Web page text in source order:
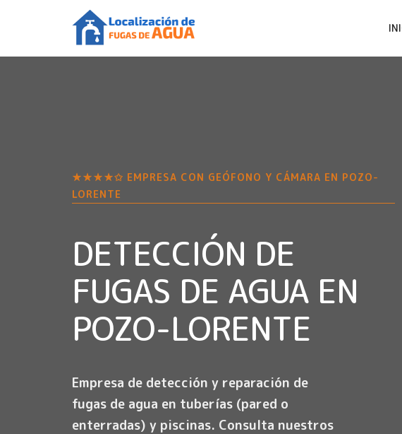
★★★★✩ EMPRESA CON GEÓFONO Y CÁMARA EN POZO-
LORENTE
DETECCIÓN DE
FUGAS DE AGUA EN
POZO-LORENTE
Empresa de detección y reparación de
fugas de agua en tuberías (pared o
enterradas) y piscinas. Consulta nuestros